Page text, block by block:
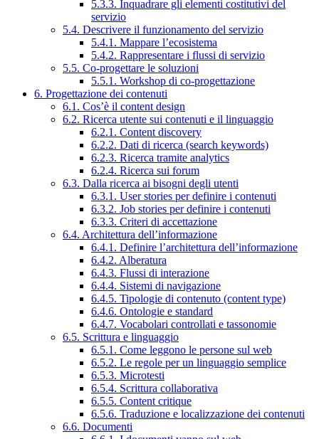
5.3.3. Inquadrare gli elementi costitutivi del
servizio
5.4. Descrivere il funzionamento del servizio
5.4.1. Mappare l’ecosistema
5.4.2. Rappresentare i flussi di servizio
5.5. Co-progettare le soluzioni
5.5.1. Workshop di co-progettazione
6. Progettazione dei contenuti
6.1. Cos’è il content design
6.2. Ricerca utente sui contenuti e il linguaggio
6.2.1. Content discovery
6.2.2. Dati di ricerca (search keywords)
6.2.3. Ricerca tramite analytics
6.2.4. Ricerca sui forum
6.3. Dalla ricerca ai bisogni degli utenti
6.3.1. User stories per definire i contenuti
6.3.2. Job stories per definire i contenuti
6.3.3. Criteri di accettazione
6.4. Architettura dell’informazione
6.4.1. Definire l’architettura dell’informazione
6.4.2. Alberatura
6.4.3. Flussi di interazione
6.4.4. Sistemi di navigazione
6.4.5. Tipologie di contenuto (content type)
6.4.6. Ontologie e standard
6.4.7. Vocabolari controllati e tassonomie
6.5. Scrittura e linguaggio
6.5.1. Come leggono le persone sul web
6.5.2. Le regole per un linguaggio semplice
6.5.3. Microtesti
6.5.4. Scrittura collaborativa
6.5.5. Content critique
6.5.6. Traduzione e localizzazione dei contenuti
6.6. Documenti